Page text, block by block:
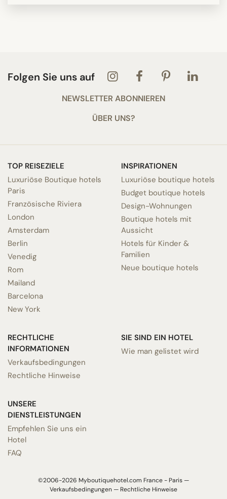
Folgen Sie uns auf
NEWSLETTER ABONNIEREN
ÜBER UNS?
TOP REISEZIELE
Luxuriöse Boutique hotels
Paris
Französische Riviera
London
Amsterdam
Berlin
Venedig
Rom
Mailand
Barcelona
New York
INSPIRATIONEN
Luxuriöse boutique hotels
Budget boutique hotels
Design-Wohnungen
Boutique hotels mit
Aussicht
Hotels für Kinder &
Familien
Neue boutique hotels
RECHTLICHE
INFORMATIONEN
Verkaufsbedingungen
Rechtliche Hinweise
UNSERE
DIENSTLEISTUNGEN
Empfehlen Sie uns ein
Hotel
FAQ
SIE SIND EIN HOTEL
Wie man gelistet wird
©2006-2026 Myboutiquehotel.com France - Paris —
Verkaufsbedingungen —Rechtliche Hinweise